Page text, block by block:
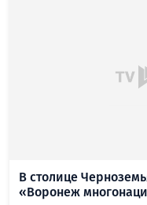
В столице
«Воронеж